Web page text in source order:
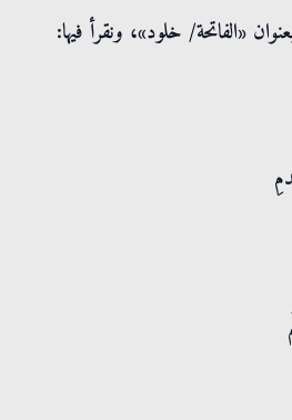
«الفاتحة/ خلود»، ونقرأ فيها: